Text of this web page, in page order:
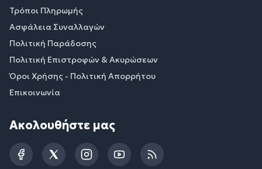
Τρόποι Πληρωμής
Ασφάλεια Συναλλαγών
Πολιτική Παράδοσης
Πολιτική Επιστροφών & Ακυρώσεων
Όροι Χρήσης - Πολιτική Απορρήτου
Επικοινωνία
Ακολουθήστε μας
FacebookTwitterInstagramYouTubeRSS